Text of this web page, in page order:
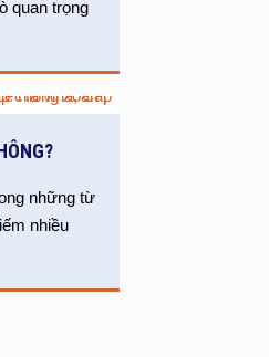
quan trọng
những từ
nhiều